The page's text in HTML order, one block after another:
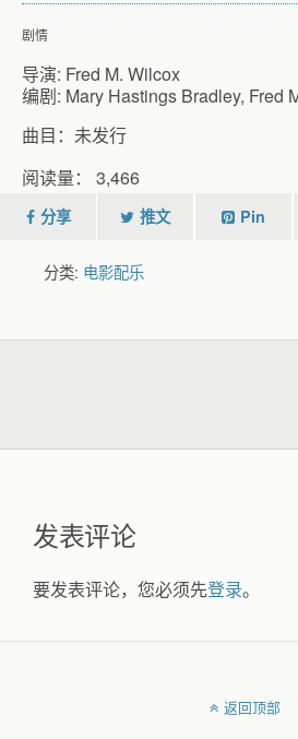
剧情
导演: Fred M. Wilcox
编剧: Mary Hastings Bradley, Fred
曲目：未发行
阅读量： 3,466
分享 推文 Pin
分类: 电影配乐
发表评论
要发表评论，您必须先登录。
返回顶部